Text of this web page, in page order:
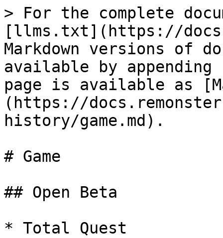
> For the complete
[llms.txt](https://
Markdown versions of
available by
page is available as
(https://
history/game.md).
# Game
## Open Beta
* Total Quest